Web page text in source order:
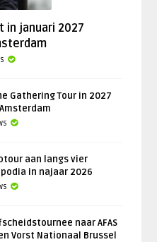
in januari 2027
Gathering Tour in 2027
aan langs vier
in najaar 2026
naar AFAS
Vorst Nationaal Brussel